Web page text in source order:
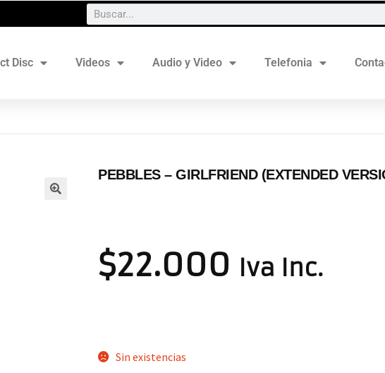
Disc Videos Audio y Video Telefonia
PEBBLES – GIRLFRIEND (EXTENDED
$22.000 Iva Inc.
Sin existencias